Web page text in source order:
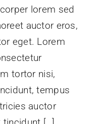
lorem sed
auctor eros,
eget. Lorem
tortor nisi,
tempus
auctor